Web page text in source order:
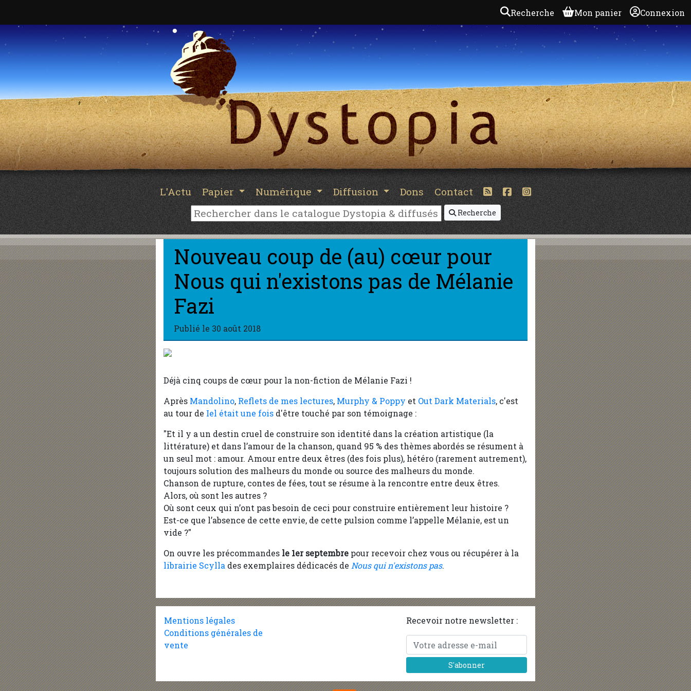
Recherche Mon panier Connexion
L'Actu Papier Numérique Diffusion Dons Contact
Recherche
Nouveau coup de (au) cœur pour
Nous qui n'existons pas de Mélanie
Fazi
Publié le 30 août 2018
Déjà cinq coups de cœur pour la non-fiction de Mélanie Fazi !
Après Mandolino, Reflets de mes lectures, Murphy & Poppy et Out Dark Materials, c'est
au tour de Iel était une fois d'être touché par son témoignage :
"Et il y a un destin cruel de construire son identité dans la création artistique (la
littérature) et dans l’amour de la chanson, quand 95 % des thèmes abordés se résument à
un seul mot : amour. Amour entre deux êtres (des fois plus), hétéro (rarement autrement),
toujours solution des malheurs du monde ou source des malheurs du monde.
Chanson de rupture, contes de fées, tout se résume à la rencontre entre deux êtres.
Alors, où sont les autres ?
Où sont ceux qui n’ont pas besoin de ceci pour construire entièrement leur histoire ?
Est-ce que l’absence de cette envie, de cette pulsion comme l’appelle Mélanie, est un
vide ?"
On ouvre les précommandes le 1er septembre pour recevoir chez vous ou récupérer à la
librairie Scylla des exemplaires dédicacés de Nous qui n'existons pas.
Mentions légales
Conditions générales de
vente
Recevoir notre newsletter :